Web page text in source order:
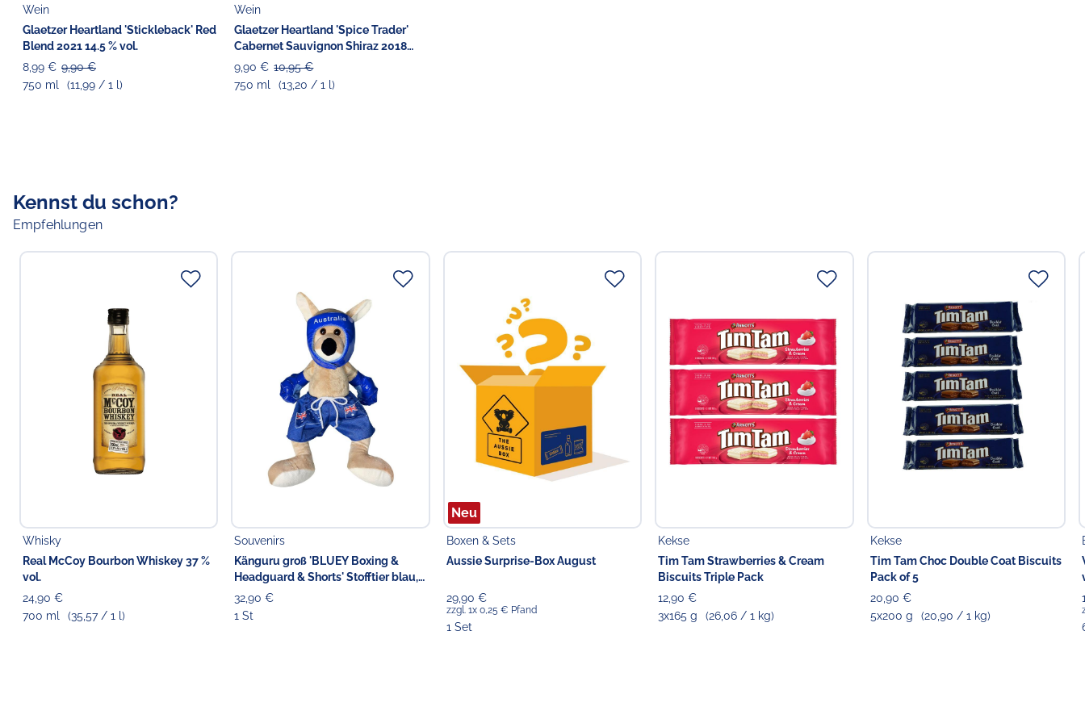
Wein
Glaetzer Heartland 'Stickleback' Red
Blend 2021 14.5 % vol.
8,99 € 9,90 €
750 ml
(11,99 / 1 l)
Wein
Glaetzer Heartland 'Spice Trader'
Cabernet Sauvignon Shiraz 2018
14.5 % vol.
9,90 € 10,95 €
750 ml
(13,20 / 1 l)
Kennst du schon?
Empfehlungen
Whisky
Real McCoy Bourbon Whiskey 37 %
vol.
24,90 €
700 ml
(35,57 / 1 l)
Souvenirs
Känguru groß 'BLUEY Boxing &
Headguard & Shorts' Stofftier blau,
42 cm
32,90 €
1 St
Neu
Boxen & Sets
Aussie Surprise-Box August
29,90 €
zzgl. 1x 0,25 € Pfand
1 Set
Kekse
Tim Tam Strawberries & Cream
Biscuits Triple Pack
12,90 €
3x165 g
(26,06 / 1 kg)
Kekse
Tim Tam Choc Double Coat Biscuits
Pack of 5
20,90 €
5x200 g
(20,90 / 1 kg)